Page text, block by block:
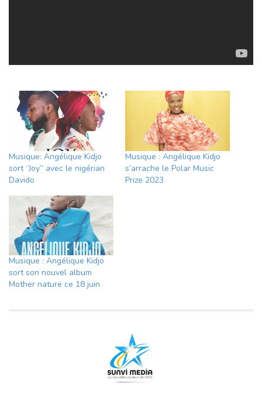
Musique: Angélique Kidjo
sort “Joy” avec le nigérian
Davido
Musique : Angélique Kidjo
s’arrache le Polar Music
Prize 2023
Musique : Angélique Kidjo
sort son nouvel album
Mother nature ce 18 juin